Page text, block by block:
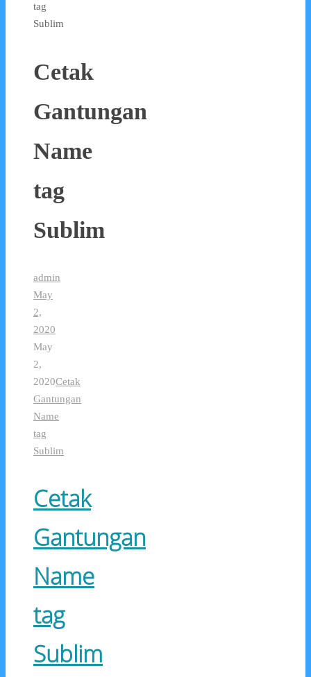
tag
Sublim
Cetak
Gantungan
Name
tag
Sublim
admin
May
2,
2020
May
2,
2020Cetak
Gantungan
Name
tag
Sublim
Cetak
Gantungan
Name
tag
Sublim